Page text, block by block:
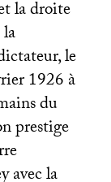
la droite
le
1926 à
du
prestige